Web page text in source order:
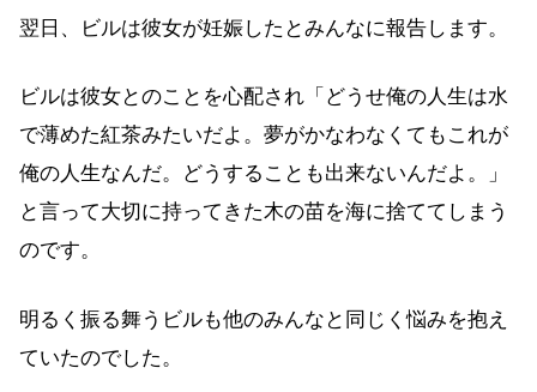
翌日、ビルは彼女が妊娠したとみんなに報告します。
ビルは彼女とのことを心配され「どうせ俺の人生は水
で薄めた紅茶みたいだよ。夢がかなわなくてもこれが
俺の人生なんだ。どうすることも出来ないんだよ。」
と言って大切に持ってきた木の苗を海に捨ててしまう
のです。
明るく振る舞うビルも他のみんなと同じく悩みを抱え
ていたのでした。